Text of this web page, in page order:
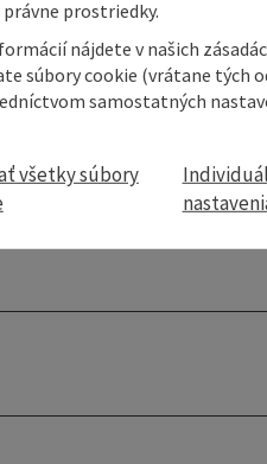
prostriedky.
nájdete v našich
súbory cookie (vrátane tých
samostatných
všetky súbory